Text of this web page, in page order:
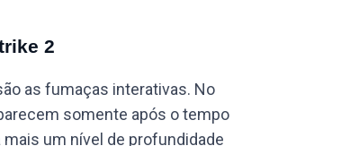
2
as fumaças interativas. No
somente após o tempo
um nível de profundidade